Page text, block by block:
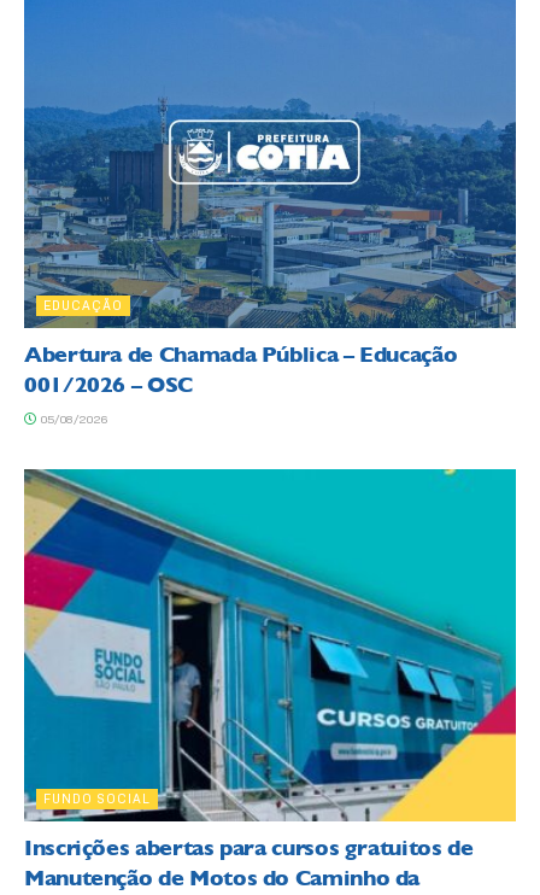
EDUCAÇÃO
Abertura de Chamada Pública – Educação
001/2026 – OSC
05/08/2026
FUNDO SOCIAL
Inscrições abertas para cursos gratuitos de
Manutenção de Motos do Caminho da